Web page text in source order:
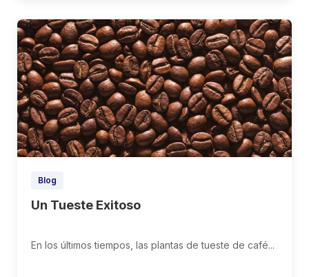
Blog
Un Tueste Exitoso
En los últimos tiempos, las plantas de tueste de café...